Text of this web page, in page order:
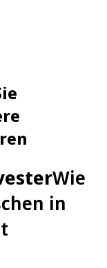
Wie
in